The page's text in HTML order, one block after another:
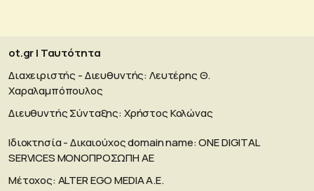
ot.gr | Ταυτότητα
Διαχειριστής - Διευθυντής: Λευτέρης Θ.
Χαραλαμπόπουλος
Διευθυντής Σύνταξης: Χρήστος Κολώνας
Ιδιοκτησία - Δικαιούχος domain name: ΟΝΕ DIGITAL
SERVICES MONOΠΡΟΣΩΠΗ ΑΕ
Μέτοχος: ALTER EGO MEDIA A.E.